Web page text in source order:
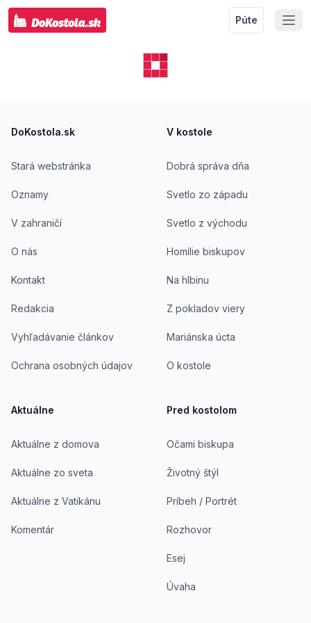
Púte
DoKostola.sk
Stará webstránka
Oznamy
V zahraničí
O nás
Kontakt
Redakcia
Vyhľadávanie článkov
Ochrana osobných údajov
Aktuálne
Aktuálne z domova
Aktuálne zo sveta
Aktuálne z Vatikánu
Komentár
V kostole
Dobrá správa dňa
Svetlo zo západu
Svetlo z východu
Homílie biskupov
Na hlbinu
Z pokladov viery
Mariánska úcta
O kostole
Pred kostolom
Očami biskupa
Životný štýl
Príbeh / Portrét
Rozhovor
Esej
Úvaha